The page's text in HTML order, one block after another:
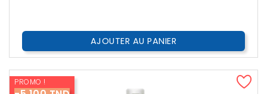
AJOUTER AU PANIER
PROMO !